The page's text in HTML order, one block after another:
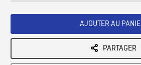
AJOUTER AU
PARTAGER